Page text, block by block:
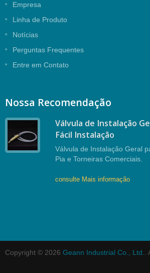
Empresa
Linha de Produto
Notícias
Perguntas Frequentes
Entre em Contato
Nossa Recomendação
Válvula de Instalação
Fácil Instalação
Válvula de Instalação Geral
Pia e Torneiras Comerciais.
consulte Mais informação
Copyright © 2026 Geann Industrial Co., Ltd..